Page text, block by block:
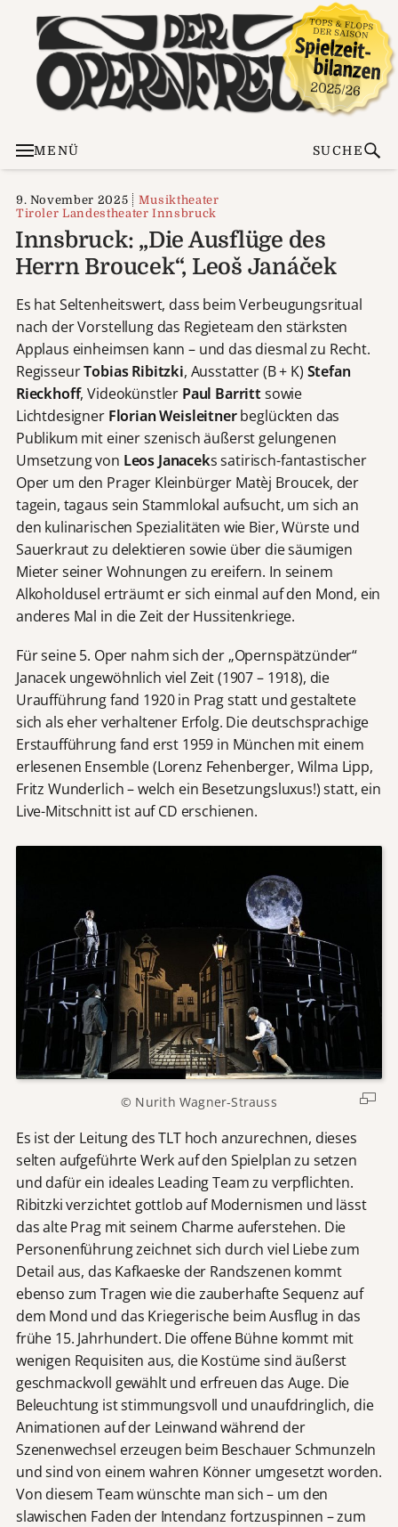
MENÜ SUCHE
9. November 2025
Musiktheater
Tiroler Landestheater Innsbruck
Innsbruck: „Die Ausflüge des
Herrn Broucek“, Leoš Janáček
Es hat Seltenheitswert, dass beim Verbeugungsritual
nach der Vorstellung das Regieteam den stärksten
Applaus einheimsen kann – und das diesmal zu Recht.
RegisseurTobias Ribitzki, Ausstatter (B + K) Stefan
Rieckhoff, Videokünstler Paul Barrittsowie
Lichtdesigner Florian Weisleitnerbeglückten das
Publikum mit einer szenisch äußerst gelungenen
Umsetzung von Leos Janaceks satirisch-fantastischer
Oper um den Prager Kleinbürger Matèj Broucek, der
tagein, tagaus sein Stammlokal aufsucht, um sich an
den kulinarischen Spezialitäten wie Bier, Würste und
Sauerkraut zu delektieren sowie über die säumigen
Mieter seiner Wohnungen zu ereifern. In seinem
Alkoholdusel erträumt er sich einmal auf den Mond, ein
anderes Mal in die Zeit der Hussitenkriege.
Für seine 5. Oper nahm sich der „Opernspätzünder“
Janacek ungewöhnlich viel Zeit (1907 – 1918), die
Uraufführung fand 1920 in Prag statt und gestaltete
sich als eher verhaltener Erfolg. Die deutschsprachige
Erstaufführung fand erst 1959 in München mit einem
erlesenen Ensemble (Lorenz Fehenberger, Wilma Lipp,
Fritz Wunderlich – welch ein Besetzungsluxus!) statt, ein
Live-Mitschnitt ist auf CD erschienen.
© Nurith Wagner-Strauss
Es ist der Leitung des TLT hoch anzurechnen, dieses
selten aufgeführte Werk auf den Spielplan zu setzen
und dafür ein ideales Leading Team zu verpflichten.
Ribitzki verzichtet gottlob auf Modernismen und lässt
das alte Prag mit seinem Charme auferstehen. Die
Personenführung zeichnet sich durch viel Liebe zum
Detail aus, das Kafkaeske der Randszenen kommt
ebenso zum Tragen wie die zauberhafte Sequenz auf
dem Mond und das Kriegerische beim Ausflug in das
frühe 15. Jahrhundert. Die offene Bühne kommt mit
wenigen Requisiten aus, die Kostüme sind äußerst
geschmackvoll gewählt und erfreuen das Auge. Die
Beleuchtung ist stimmungsvoll und unaufdringlich, die
Animationen auf der Leinwand während der
Szenenwechsel erzeugen beim Beschauer Schmunzeln
und sind von einem wahren Könner umgesetzt worden.
Von diesem Team wünschte man sich – um den
slawischen Faden der Intendanz fortzuspinnen – zum